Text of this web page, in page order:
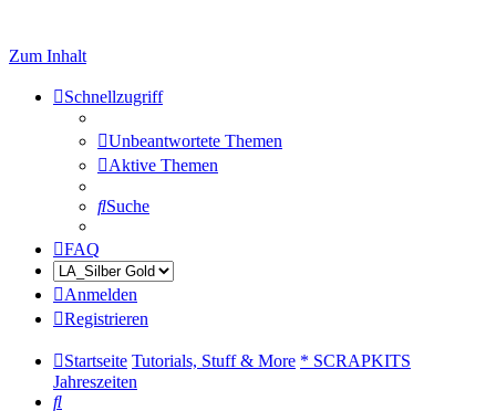
Zum Inhalt
Schnellzugriff
Unbeantwortete Themen
Aktive Themen
Suche
FAQ
Anmelden
Registrieren
Startseite Tutorials, Stuff & More * SCRAPKITS
Jahreszeiten
Suche